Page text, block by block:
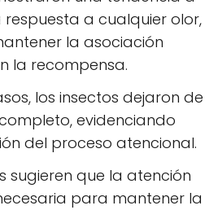
a cualquier olor,
la asociación
la recompensa.
los insectos dejaron de
evidenciando
del proceso atencional.
sugieren que la atención
para mantener la